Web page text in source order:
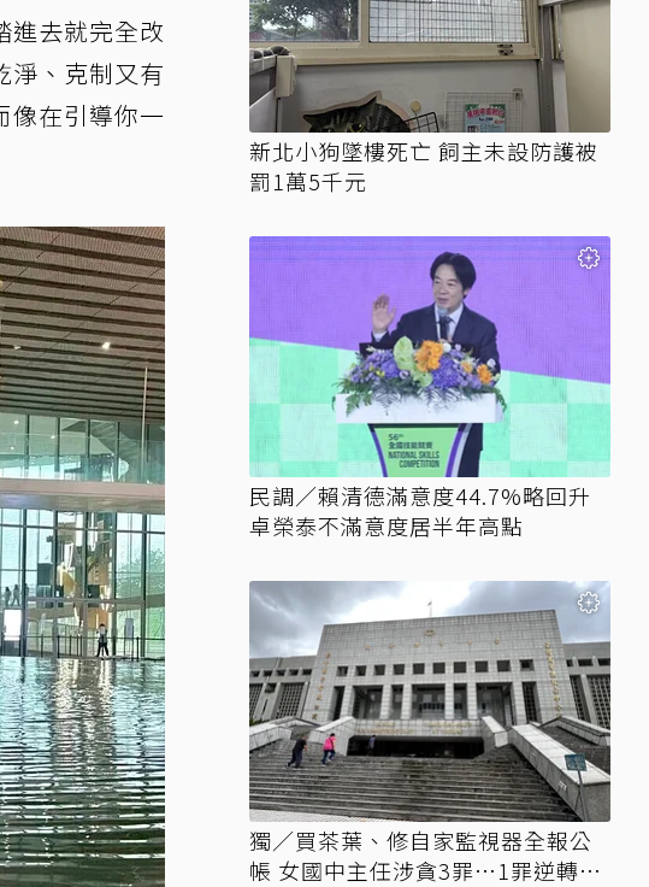
進去就完全改
淨、克制又有
在引導你一
新北小狗墜樓死亡 飼主未設防護被
罰1萬5千元
民調／賴清德滿意度44.7%略回升
卓榮泰不滿意度居半年高點
獨／買茶葉、修自家監視器全報公
帳 女國中主任涉貪3罪…1罪逆轉無